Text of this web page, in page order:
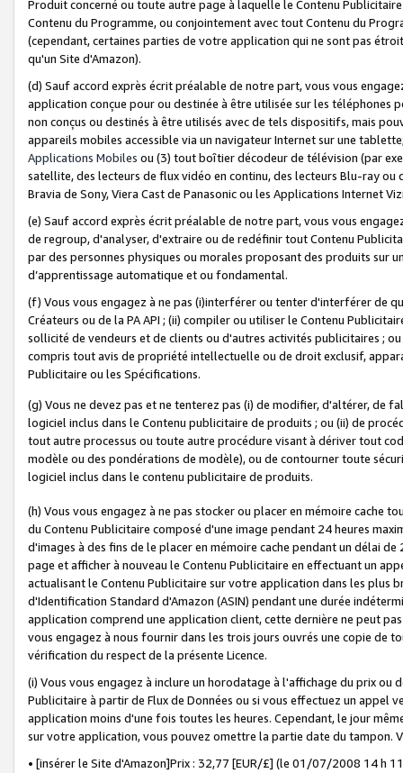
Produit concerné ou toute autre page à laquelle le Contenu
Contenu du Programme, ou conjointement avec tout Contenu du
(cependant, certaines parties de votre application qui ne sont pas
qu'un Site d'Amazon).
(d) Sauf accord exprès écrit préalable de notre part, vous vous
application conçue pour ou destinée à être utilisée sur les téléphones
non conçus ou destinés à être utilisés avec de tels dispositifs, mais
appareils mobiles accessible via un navigateur Internet sur une
Applications Mobiles ou (3) tout boîtier décodeur de télévision (par
satellite, des lecteurs de flux vidéo en continu, des lecteurs Blu-ray
Bravia de Sony, Viera Cast de Panasonic ou les Applications Internet
(e) Sauf accord exprès écrit préalable de notre part, vous vous
de regroup, d'analyser, d'extraire ou de redéfinir tout Contenu
par des personnes physiques ou morales proposant des produits sur
d’apprentissage automatique et ou fondamental.
(f) Vous vous engagez à ne pas (i)interférer ou tenter d'interférer de
Créateurs ou de la PA API ; (ii) compiler ou utiliser le Contenu
sollicité de vendeurs et de clients ou d'autres activités publicitaires ;
compris tout avis de propriété intellectuelle ou de droit exclusif,
Publicitaire ou les Spécifications.
(g) Vous ne devez pas et ne tenterez pas (i) de modifier, d'altérer, de
logiciel inclus dans le Contenu publicitaire de produits ; ou (ii) de
tout autre processus ou toute autre procédure visant à dériver tout
modèle ou des pondérations de modèle), ou de contourner toute
logiciel inclus dans le contenu publicitaire de produits.
(h) Vous vous engagez à ne pas stocker ou placer en mémoire cache
du Contenu Publicitaire composé d'une image pendant 24 heures
d'images à des fins de le placer en mémoire cache pendant un délai
page et afficher à nouveau le Contenu Publicitaire en effectuant un
actualisant le Contenu Publicitaire sur votre application dans les plus
d'Identification Standard d'Amazon (ASIN) pendant une durée
application comprend une application client, cette dernière ne peut
vous engagez à nous fournir dans les trois jours ouvrés une copie de
vérification du respect de la présente Licence.
(i) Vous vous engagez à inclure un horodatage à l'affichage du prix
Publicitaire à partir de Flux de Données ou si vous effectuez un appel
application moins d'une fois toutes les heures. Cependant, le jour
sur votre application, vous pouvez omettre la partie date du tampon.
• [insérer le Site d'Amazon]Prix : 32,77 [EUR/£] (le 01/07/2008 14 h